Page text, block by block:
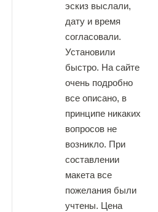
эскиз выслали,
дату и время
согласовали.
Установили
быстро. На сайте
очень подробно
все описано, в
принципе никаких
вопросов не
возникло. При
составлении
макета все
пожелания были
учтены. Цена